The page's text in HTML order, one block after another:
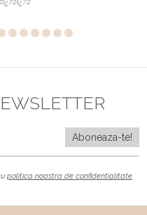
politica noastra de confidentialitate